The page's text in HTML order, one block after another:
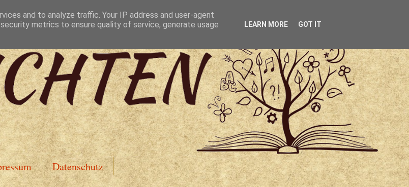
Datenschutz
and to analyze traffic. Your IP address and user-agent
metrics to ensure quality of service, generate usage
LEARN MORE GOT IT